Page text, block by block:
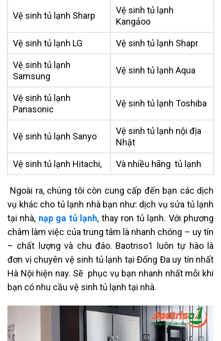
Vệ sinh tủ lạnh Sharp
Vệ sinh tủ lạnh
Kangảoo
Vệ sinh tủ lạnh LG Vệ sinh tủ lạnh Shapr
Vệ sinh tủ lạnh
Samsung
Vệ sinh tủ lạnh Aqua
Vệ sinh tủ lạnh
Panasonic
Vệ sinh tủ lạnh Toshiba
Vệ sinh tủ lạnh Sanyo
Vệ sinh tủ lạnh nội địa
Nhật
Vệ sinh tủ lạnh Hitachi, Và nhiều hãng tủ lạnh
Ngoài ra, chúng tôi còn cung cấp đến bạn các dịch
vụ khác cho tủ lạnh nhà bạn như: dịch vụ sửa tủ lạnh
tại nhà, nạp ga tủ lạnh, thay ron tủ lạnh. Với phương
châm làm việc của trung tâm là nhanh chóng – uy tín
– chất lượng và chu đáo. Baotriso1 luôn tự hào là
đơn vị chuyên vệ sinh tủ lạnh tại Đống Đa uy tín nhất
Hà Nội hiện nay. Sẽ phục vụ bạn nhanh nhất mỗi khi
bạn có nhu cầu vệ sinh tủ lạnh tại nhà.